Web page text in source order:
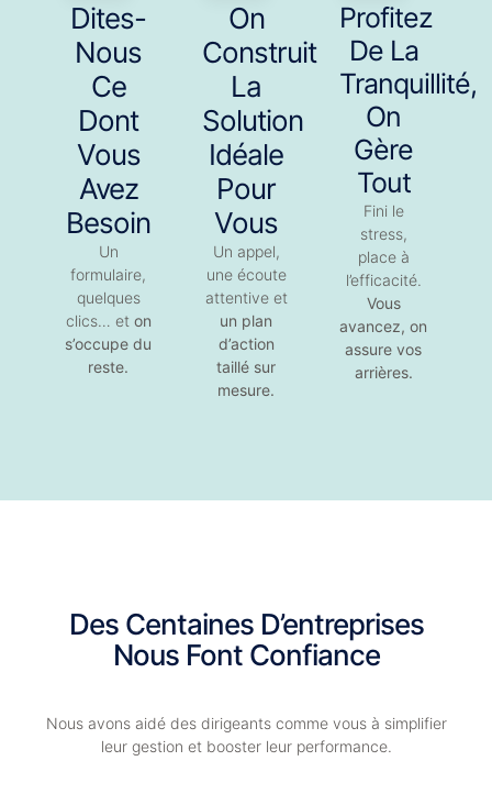
Dites-
Nous
Ce
Dont
Vous
Avez
Besoin
Un
formulaire,
quelques
clics… et on
s’occupe du
reste.
On
Construit
La
Solution
Idéale
Pour
Vous
Un appel,
une écoute
attentive et
un plan
d’action
taillé sur
mesure.
Profitez
De La
Tranquillité,
On
Gère
Tout
Fini le
stress,
place à
l’efficacité.
Vous
avancez, on
assure vos
arrières.
Des Centaines D’entreprises
Nous Font Confiance
Nous avons aidé des dirigeants comme vous à simplifier
leur gestion et booster leur performance.